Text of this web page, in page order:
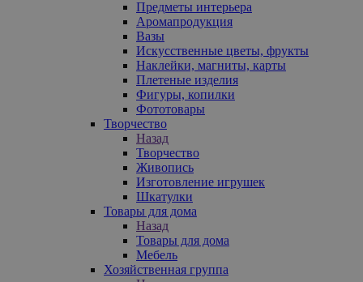
Предметы интерьера
Аромапродукция
Вазы
Искусственные цветы, фрукты
Наклейки, магниты, карты
Плетеные изделия
Фигуры, копилки
Фототовары
Творчество
Назад
Творчество
Живопись
Изготовление игрушек
Шкатулки
Товары для дома
Назад
Товары для дома
Мебель
Хозяйственная группа